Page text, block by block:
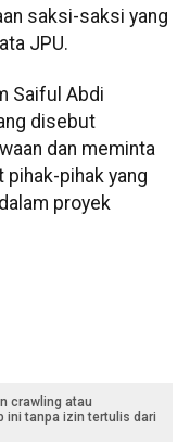
saksi-saksi yang
JPU.
Saiful Abdi
disebut
dan meminta
pihak yang
proyek
crawling atau
ini tanpa izin tertulis dari